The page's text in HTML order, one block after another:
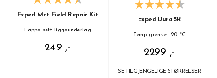
Exped Mat Field Repair Kit
Lappe sett liggeunderlag
249 ,-
Exped Dura 5R
Temp grense: -20 °C
2299 ,-
SE TILGJENGELIGE STØRRELSER